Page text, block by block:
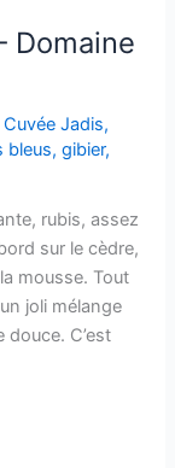
Domaine
Cuvée Jadis,
bleus,gibier,
rubis, assez
sur le cèdre,
mousse. Tout
joli mélange
C’est